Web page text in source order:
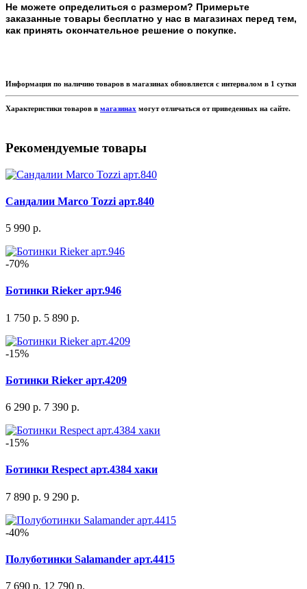
Не можете определиться с размером? Примерьте
заказанные товары бесплатно у нас в магазинах перед тем,
как принять окончательное решение о покупке.
Информация по наличию товаров в магазинах обновляется с интервалом в 1 сутки
Характеристики товаров в магазинах могут отличаться от приведенных на сайте.
Рекомендуемые товары
Сандалии Marco Tozzi арт.840
5 990 р.
-70%
Ботинки Rieker арт.946
1 750 р. 5 890 р.
-15%
Ботинки Rieker арт.4209
6 290 р. 7 390 р.
-15%
Ботинки Respect арт.4384 хаки
7 890 р. 9 290 р.
-40%
Полуботинки Salamander арт.4415
7 690 р. 12 790 р.